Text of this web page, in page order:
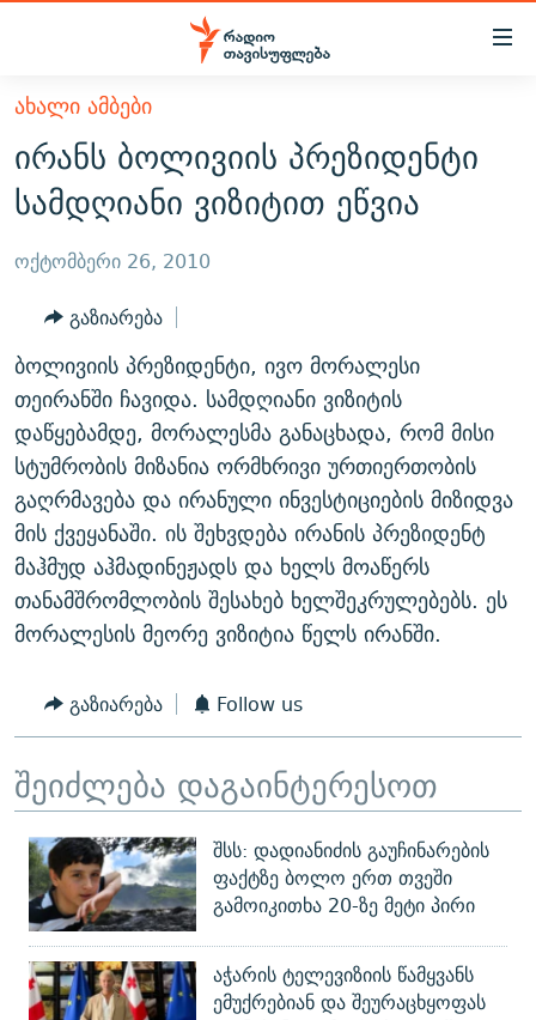
Accessibility
მთავარ
შინაარსზე
დაბრუნება
მთავარ
დაბრუნება
ძიებაზე
დაბრუნება
ᲐᲮᲐᲚᲘ ᲐᲛᲑᲔᲑᲘ
ᲗᲔᲛᲔᲑᲘ
ᲞᲝᲚᲘᲢᲘᲙᲐ
ᲔᲙᲝᲜᲝᲛᲘᲙᲐ
ᲡᲐᲖᲝᲒᲐᲓᲝᲔᲑᲐ
ᲡᲞᲝᲠᲢᲘ
ᲕᲘᲓᲔᲝ
ᲑᲚᲝᲒᲔᲑᲘ
ᲞᲝᲓᲙᲐᲡᲢᲔᲑᲘ
ᲜᲘᲙᲝᲡ ᲞᲝᲓᲙᲐᲡᲢᲘ
60 ᲓᲔᲪᲘᲑᲔᲚᲘ
ᲒᲐᲜᲙᲘᲗᲮᲕᲘᲡ ᲓᲦᲔ
ᲓᲘᲚᲘᲡ ᲡᲐᲣᲑᲠᲔᲑᲘ
ᲛᲝᲚᲐᲞᲐᲠᲐᲙᲔ ᲢᲔᲥᲡᲢᲔᲑᲘ
ᲨᲘᲜ - ᲣᲪᲮᲝᲔᲗᲨᲘ
ᲚᲘᲢᲔᲠᲐᲢᲣᲠᲣᲚᲘ ᲬᲐᲮᲜᲐᲒᲔᲑᲘ
ᲐᲛᲔᲠᲘᲙᲣᲚᲘ ᲛᲝᲗᲮᲠᲝᲑᲐ
ᲘᲛᲞᲔᲠᲘᲐ ᲓᲐ ᲠᲐᲓᲘᲝ
ᲗᲐᲕᲘᲡᲣᲤᲚᲔᲑᲘᲡ ᲛᲝᲜᲘᲢᲝᲠᲘ
ᲤᲔᲜᲝᲕᲐᲜᲘ - 2.10
ᲗᲥᲕᲔᲜᲘ ᲞᲣᲑᲚᲘᲙᲐᲪᲘᲔᲑᲘ
ᲞᲠᲝᲔᲥᲢᲔᲑᲘ
ᲣᲙᲠᲐᲘᲜᲐᲨᲘ ᲓᲐᲦᲣᲞᲣᲚᲘ ᲥᲐᲠᲗᲕᲔᲚᲘ ᲛᲔᲑᲠᲫᲝᲚᲔᲑᲘ - 2022
ᲓᲐᲛᲝᲣᲙᲘᲓᲔᲑᲚᲝᲑᲘᲡ 100 ᲬᲔᲚᲘ
ᲩᲔᲛᲘ ᲡᲘᲙᲕᲓᲘᲚᲘᲡ ᲛᲘᲖᲔᲖᲘᲐ COVID-19
11 ᲬᲔᲚᲘ - 11 ᲐᲛᲑᲐᲕᲘ
ᲡᲐᲞᲐᲠᲚᲐᲛᲔᲜᲢᲝ ᲐᲠᲩᲔᲕᲜᲔᲑᲘᲡ ᲘᲡᲢᲝᲠᲘᲐ
ᲑᲐᲕᲨᲕᲔᲑᲘ ᲞᲠᲝᲡᲢᲘᲢᲣᲪᲘᲐᲨᲘ - ᲐᲛᲝᲣᲗᲥᲛᲔᲚᲘ ᲐᲛᲑᲐᲕᲘ
5 ᲐᲛᲑᲐᲕᲘ - 20 ᲘᲕᲜᲘᲡᲡ ᲓᲐᲨᲐᲕᲔᲑᲣᲚᲔᲑᲘ
ᲐᲒᲕᲘᲡᲢᲝᲡ ᲝᲛᲘ
ПРИВЕТ ᲙᲣᲚᲢᲣᲠᲐ
ЭХО КАВКАЗА
ᲒᲐᲛᲝᲘᲬᲔᲠᲔ
რთე/რთ-ის ყველა საიტი
ᲐᲮᲐᲚᲘ ᲐᲛᲑᲔᲑᲘ
ირანს ბოლივიის პრეზიდენტი
სამდღიანი ვიზიტით ეწვია
ოქტომბერი 26, 2010
გაზიარება
ბოლივიის პრეზიდენტი, ივო მორალესი
თეირანში ჩავიდა. სამდღიანი ვიზიტის
დაწყებამდე, მორალესმა განაცხადა, რომ მისი
სტუმრობის მიზანია ორმხრივი ურთიერთობის
გაღრმავება და ირანული ინვესტიციების მიზიდვა
მის ქვეყანაში. ის შეხვდება ირანის პრეზიდენტ
მაჰმუდ აჰმადინეჟადს და ხელს მოაწერს
თანამშრომლობის შესახებ ხელშეკრულებებს. ეს
მორალესის მეორე ვიზიტია წელს ირანში.
გაზიარება Follow us
შეიძლება დაგაინტერესოთ
შსს: დადიანიძის გაუჩინარების
ფაქტზე ბოლო ერთ თვეში
გამოიკითხა 20-ზე მეტი პირი
აჭარის ტელევიზიის წამყვანს
ემუქრებიან და შეურაცხყოფას